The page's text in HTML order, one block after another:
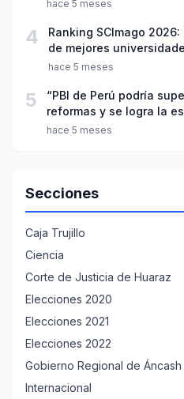
hace 5 meses
4
Ranking SCImago
de mejores
hace 5 meses
5
“PBI de Perú podría
reformas y se logra la
hace 5 meses
Secciones
Caja Trujillo
Ciencia
Corte de Justicia de Huaraz
Elecciones 2020
Elecciones 2021
Elecciones 2022
Gobierno Regional de Áncash
Internacional